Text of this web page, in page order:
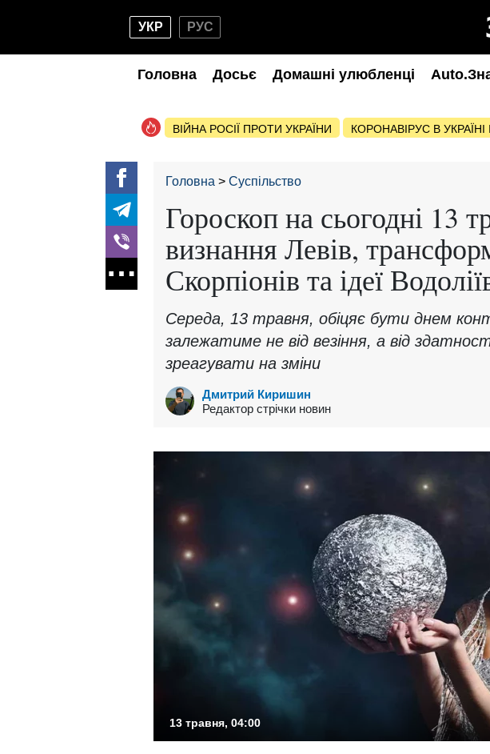
УКР РУС
Головна Досьє Домашні улюбленці
ВІЙНА РОСІЇ ПРОТИ УКРАЇНИ КОРОНАВІРУС В УКРАЇНІ
Головна Суспільство
Гороскоп на сьогодні 13
визнання Левів,
Скорпіонів та ідеї
Середа, 13 травня, обіцяє бути днем
залежатиме не від везіння, а від
зреагувати на зміни
Дмитрий Киришин
Редактор стрічки новин
13 травня, 04:00